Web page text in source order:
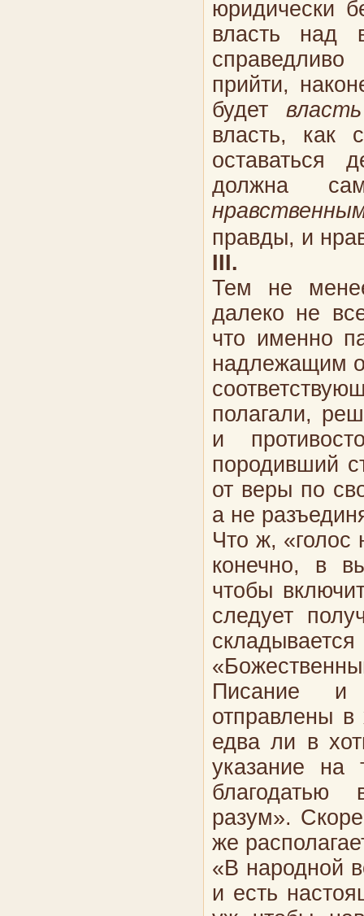
юридически
власть над
прийти,
будет
власть, как
оставаться
должна
правды, и
III.
Тем не
далеко не
что именно
надлежащим
полагали,
и
породивший
от веры по
а не
Что ж, «голос
конечно, в
чтобы
следует
Писание и
отправлены
едва ли в
указание на
благодатью
разум».
же
«В народной
и есть